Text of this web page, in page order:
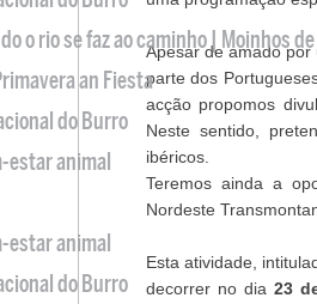
Apesar de amado
parte dos
acção propomos
Neste sentido,
ibéricos.
Teremos ainda a
Nordeste
Esta atividade,
decorrer no dia 23
o rio se faz ao caminho | Moinhos
an Fiesta
do Burro
animal
animal
do Burro